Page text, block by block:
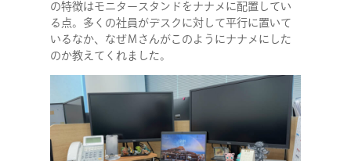
の特徴はモニタースタンドをナナメに配置してい
る点。多くの社員がデスクに対して平行に置いて
いるなか、なぜＭさんがこのようにナナメにした
のか教えてくれました。